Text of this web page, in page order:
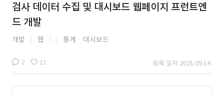
검사 데이터 수집 및 대시보드 웹페이지 프런트엔
드 개발
개발 웹 통계ㆍ대시보드
2 11 등록 일자 2021.09.14.